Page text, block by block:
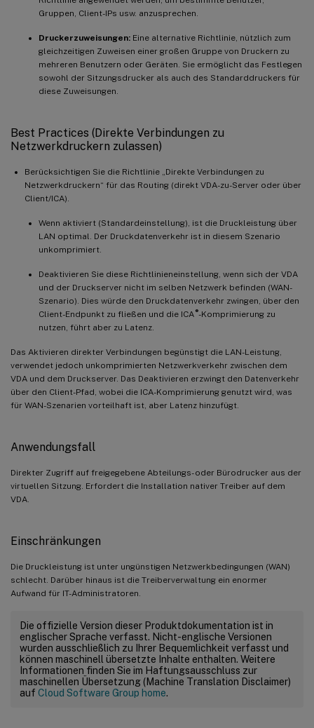
Gruppen, Client-IPs usw. anzusprechen.
Druckerzuweisungen: Eine alternative Richtlinie, nützlich zum
gleichzeitigen Zuweisen einer großen Gruppe von Druckern zu
mehreren Benutzern oder Geräten. Sie ermöglicht das Festlegen
sowohl der Sitzungsdrucker als auch des Standarddruckers für
diese Zuweisungen.
Best Practices (Direkte Verbindungen zu
Netzwerkdruckern zulassen)
Berücksichtigen Sie die Richtlinie „Direkte Verbindungen zu
Netzwerkdruckern“ für das Routing (direkt VDA-zu-Server oder über
Client/ICA).
Wenn aktiviert (Standardeinstellung), ist die Druckleistung über
LAN optimal. Der Druckdatenverkehr ist in diesem Szenario
unkomprimiert.
Deaktivieren Sie diese Richtlinieneinstellung, wenn sich der VDA
und der Druckserver nicht im selben Netzwerk befinden (WAN-
Szenario). Dies würde den Druckdatenverkehr zwingen, über den
Client-Endpunkt zu fließen und die ICA ®-Komprimierung zu
nutzen, führt aber zu Latenz.
Das Aktivieren direkter Verbindungen begünstigt die LAN-Leistung,
verwendet jedoch unkomprimierten Netzwerkverkehr zwischen dem
VDA und dem Druckserver. Das Deaktivieren erzwingt den Datenverkehr
über den Client-Pfad, wobei die ICA-Komprimierung genutzt wird, was
für WAN-Szenarien vorteilhaft ist, aber Latenz hinzufügt.
Anwendungsfall
Direkter Zugriff auf freigegebene Abteilungs- oder Bürodrucker aus der
virtuellen Sitzung. Erfordert die Installation nativer Treiber auf dem
VDA.
Einschränkungen
Die Druckleistung ist unter ungünstigen Netzwerkbedingungen (WAN)
schlecht. Darüber hinaus ist die Treiberverwaltung ein enormer
Aufwand für IT-Administratoren.
Die offizielle Version dieser Produktdokumentation ist in
englischer Sprache verfasst. Nicht-englische Versionen
wurden ausschließlich zu Ihrer Bequemlichkeit verfasst und
können maschinell übersetzte Inhalte enthalten. Weitere
Informationen finden Sie im Haftungsausschluss zur
maschinellen Übersetzung (Machine Translation Disclaimer)
auf Cloud Software Group home.